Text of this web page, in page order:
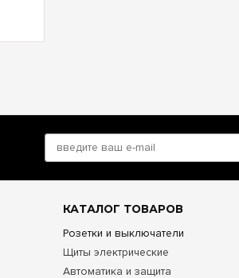
КАТАЛОГ ТОВАРОВ
Розетки и выключатели
Щиты электрические
Автоматика и защита